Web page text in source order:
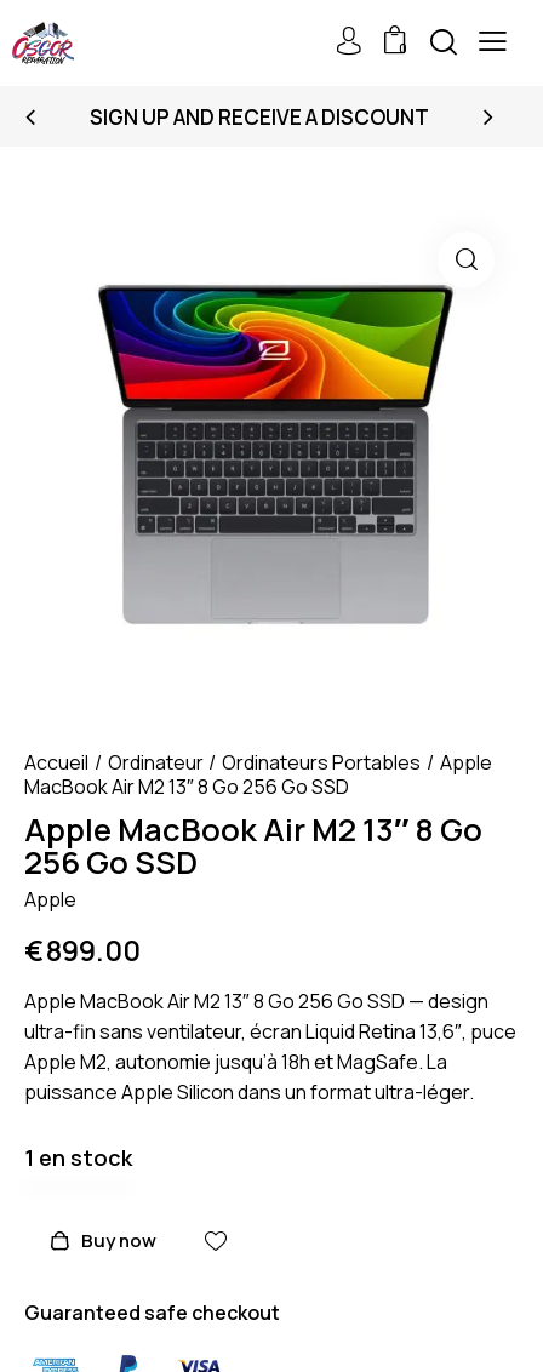
0
SIGN UP AND RECEIVE A DISCOUNT
Accueil Ordinateur Ordinateurs Portables
Apple
MacBook Air M2 13″ 8 Go 256 Go SSD
Apple MacBook Air M2 13″ 8 Go
256 Go SSD
Apple
€899.00
Apple MacBookAir M2 13″ 8 Go 256 Go SSD — design
ultra-fin sans ventilateur, écranLiquid Retina 13,6″, puce
Apple M2, autonomie jusqu’à 18h et MagSafe. La
puissance Apple Silicon dans un formatultra-léger.
1 en stock
Buy now
Guaranteed safe checkout